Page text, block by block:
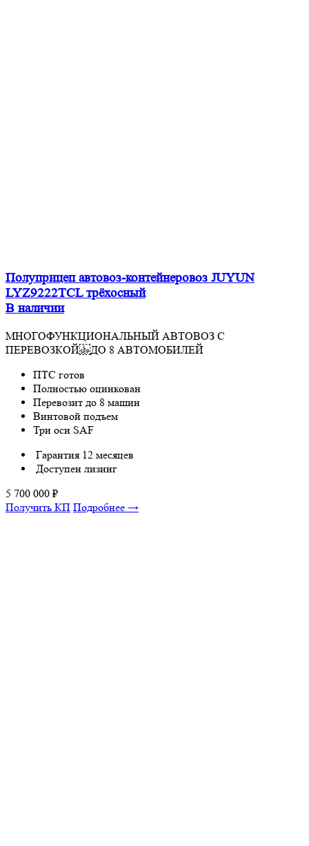
Полуприцеп автовоз-контейнеровоз JUYUN
LYZ9222TCL трёхосный
В наличии
МНОГОФУНКЦИОНАЛЬНЫЙ АВТОВОЗ С
ПЕРЕВОЗКОЙ ДО 8 АВТОМОБИЛЕЙ
ПТС готов
Полностью оцинкован
Перевозит до 8 машин
Винтовой подъем
Три оси SAF
Гарантия 12 месяцев
Доступен лизинг
5 700 000 ₽
Получить КП Подробнее →